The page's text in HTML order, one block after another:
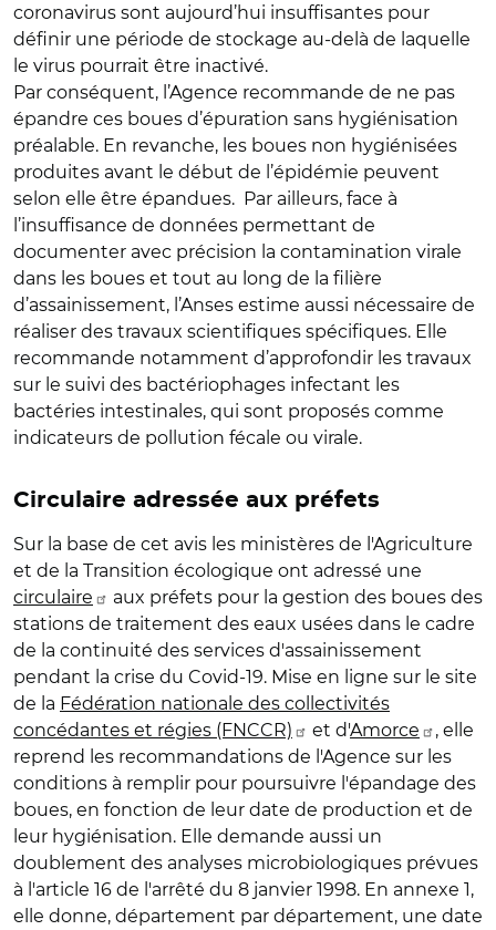
coronavirus sont aujourd’hui insuffisantes pour
définir une période de stockage au-delà de laquelle
le virus pourrait être inactivé.
Par conséquent, l’Agence recommande de ne pas
épandre ces boues d’épuration sans hygiénisation
préalable. En revanche, les boues non hygiénisées
produites avant le début de l’épidémie peuvent
selon elle être épandues. Par ailleurs, face à
l’insuffisance de données permettant de
documenter avec précision la contamination virale
dans les boues et tout au long de la filière
d’assainissement, l’Anses estime aussi nécessaire de
réaliser des travaux scientifiques spécifiques. Elle
recommande notamment d’approfondir les travaux
sur le suivi des bactériophages infectant les
bactéries intestinales, qui sont proposés comme
indicateurs de pollution fécale ou virale.
Circulaire adressée aux préfets
Sur la base de cet avis les ministères de l'Agriculture
et de la Transition écologique ont adressé une
circulaire
aux préfets pour la gestion des boues des
stations de traitement des eaux usées dans le cadre
de la continuité des services d'assainissement
pendant la crise du Covid-19. Mise en ligne sur le site
de la Fédération nationale des collectivités
concédantes et régies (FNCCR)
et d'Amorce
, elle
reprend les recommandations de l'Agence sur les
conditions à remplir pour poursuivre l'épandage des
boues, en fonction de leur date de production et de
leur hygiénisation. Elle demande aussi un
doublement des analyses microbiologiques prévues
à l'article 16 de l'arrêté du 8 janvier 1998. En annexe 1,
elle donne, département par département, une date